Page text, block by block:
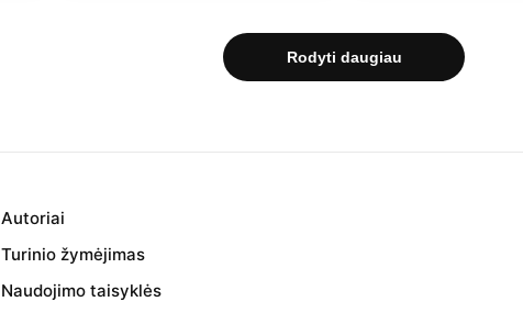
Rodyti daugiau
Autoriai
Turinio žymėjimas
Naudojimo taisyklės